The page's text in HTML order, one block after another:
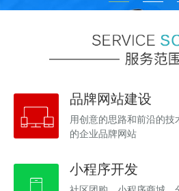
品牌网站建设
用创意的思路和前沿的
的企业品牌网站
小程序开发